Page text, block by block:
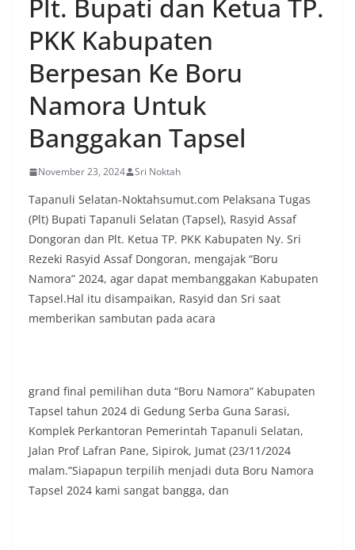
oleh warga, yang sebagian besar tengah bersiap
menyambut momentum HUT Kemerdekaan RI
dengan berbagai persiapan di lingkungan
masing-masing.‎Dalam dialog yang berlangsung
akrab, Bhabinkamtibmas menyapa warga,
menanyakan kondisi keamanan dan kenyamanan
lingkungan tempat tinggal, serta membuka ruang
komunikasi dua arah agar warga dapat
menyampaikan keluhan maupun informasi terkait
situasi kamtibmas di sekitar mereka.‎‎‎Salah satu
sambang ini adalah imbauan kepada warga untuk
memasang bendera Merah Putih secara penuh,
bukan setengah tiang, sebagai bentuk
penghormatan dan rasa cinta tanah air
menjelang perayaan HUT Kemerdekaan RI.
Petugas mengingatkan bahwa pemasangan
bendera dengan benar merupakan salah satu
wujud nyata partisipasi masyarakat dalam
memperingati hari bersejarah bangsa
Indonesia.‎‎”Kami mengimbau kepada seluruh
penghormatan kita bersama terhadap
perjuangan para pahlawan yang telah merebut
kemerdekaan,” ujar Aiptu Muliyadi Suraukur saat
berdialog dengan warga.‎‎Ia juga menambahkan
agar warga memperhatikan kondisi bendera yang
akan dikibarkan, memastikan bendera dalam
keadaan bersih, tidak sobek, dan layak untuk
dikibarkan sebagai simbol kehormatan
Plt. Bupati dan Ketua TP.
PKK Kabupaten
Berpesan Ke Boru
Namora Untuk
Banggakan Tapsel
November 23, 2024 Sri Noktah
Tapanuli Selatan-Noktahsumut.com Pelaksana Tugas
(Plt) Bupati Tapanuli Selatan (Tapsel), Rasyid Assaf
Dongoran dan Plt. Ketua TP. PKK Kabupaten Ny. Sri
Rezeki Rasyid Assaf Dongoran, mengajak “Boru
Namora” 2024, agar dapat membanggakan Kabupaten
Tapsel.Hal itu disampaikan, Rasyid dan Sri saat
memberikan sambutan pada acara
grand final pemilihan duta “Boru Namora” Kabupaten
Tapsel tahun 2024 di Gedung Serba Guna Sarasi,
Komplek Perkantoran Pemerintah Tapanuli Selatan,
Jalan Prof Lafran Pane, Sipirok, Jumat (23/11/2024
malam.”Siapapun terpilih menjadi duta Boru Namora
Tapsel 2024 kami sangat bangga, dan